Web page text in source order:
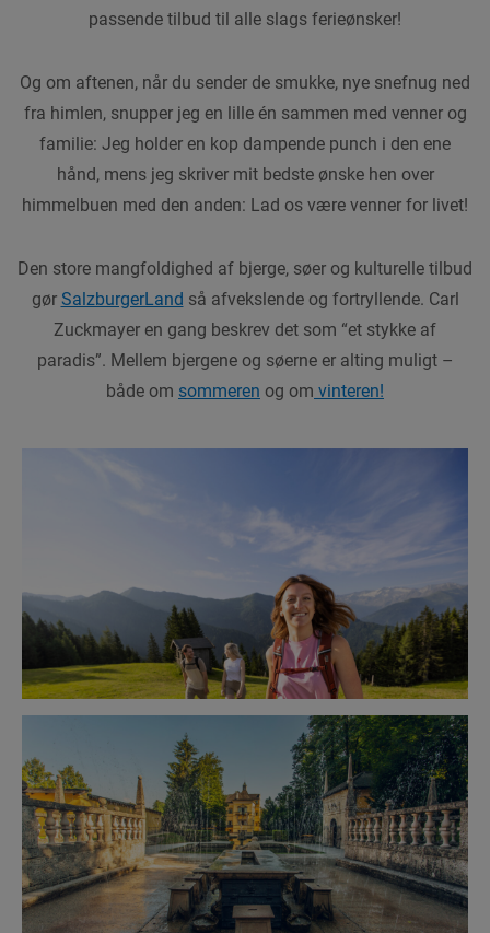
passende tilbud til alle slags ferieønsker!
Og om aftenen, når du sender de smukke, nye snefnug ned
fra himlen, snupper jeg en lille én sammen med venner og
familie: Jeg holder en kop dampende punch i den ene
hånd, mens jeg skriver mit bedste ønske hen over
himmelbuen med den anden: Lad os være venner for livet!
Den store mangfoldighed af bjerge, søer og kulturelle tilbud
gør SalzburgerLand så afvekslende og fortryllende. Carl
Zuckmayer en gang beskrev det som “et stykke af
paradis”. Mellem bjergene og søerne er alting muligt –
både om sommeren og om vinteren!